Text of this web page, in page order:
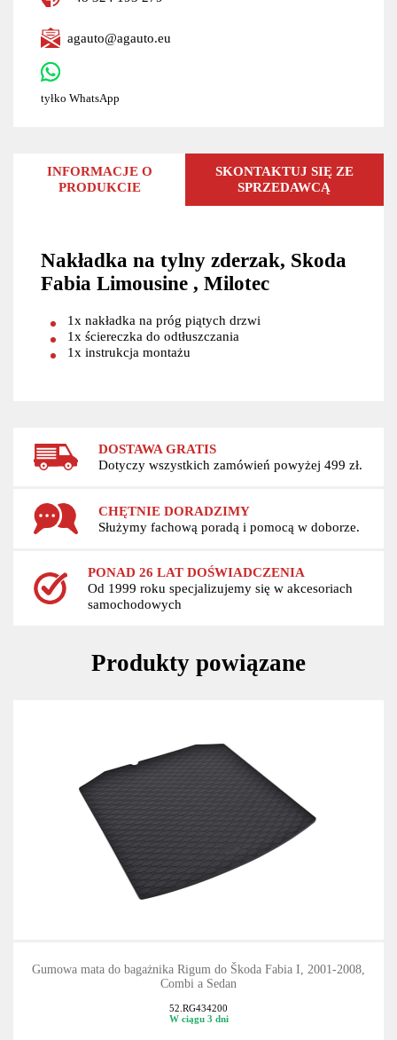
agauto@agauto.eu
tyłko WhatsApp
INFORMACJE O
PRODUKCIE
SKONTAKTUJ SIĘ ZE
SPRZEDAWCĄ
Nakładka na tylny zderzak, Skoda
Fabia Limousine , Milotec
1x nakładka na próg piątych drzwi
1x ściereczka do odtłuszczania
1x instrukcja montażu
DOSTAWA GRATIS
Dotyczy wszystkich zamówień powyżej 499 zł.
CHĘTNIE DORADZIMY
Służymy fachową poradą i pomocą w doborze.
PONAD 26 LAT DOŚWIADCZENIA
Od 1999 roku specjalizujemy się w akcesoriach
samochodowych
Produkty powiązane
Gumowa mata do bagażnika Rigum do Škoda Fabia I, 2001-2008,
Combi a Sedan
52.RG434200
W ciągu 3 dni